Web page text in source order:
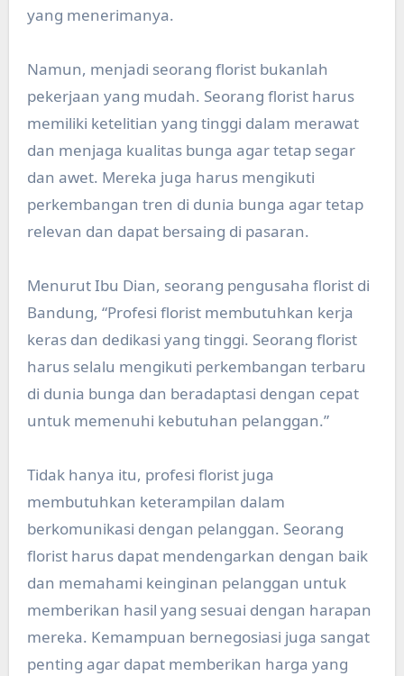
yang menerimanya.
Namun, menjadi seorang florist bukanlah
pekerjaan yang mudah. Seorang florist harus
memiliki ketelitian yang tinggi dalam merawat
dan menjaga kualitas bunga agar tetap segar
dan awet. Mereka juga harus mengikuti
perkembangan tren di dunia bunga agar tetap
relevan dan dapat bersaing di pasaran.
Menurut Ibu Dian, seorang pengusaha florist di
Bandung, “Profesi florist membutuhkan kerja
keras dan dedikasi yang tinggi. Seorang florist
harus selalu mengikuti perkembangan terbaru
di dunia bunga dan beradaptasi dengan cepat
untuk memenuhi kebutuhan pelanggan.”
Tidak hanya itu, profesi florist juga
membutuhkan keterampilan dalam
berkomunikasi dengan pelanggan. Seorang
florist harus dapat mendengarkan dengan baik
dan memahami keinginan pelanggan untuk
memberikan hasil yang sesuai dengan harapan
mereka. Kemampuan bernegosiasi juga sangat
penting agar dapat memberikan harga yang